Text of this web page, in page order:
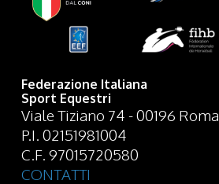
Federazione Italiana
Sport Equestri
Viale Tiziano 74 - 00196 Roma
P.I. 02151981004
C.F. 97015720580
CONTATTI